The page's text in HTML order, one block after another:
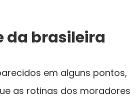
da brasileira
em alguns pontos,
as rotinas dos moradores